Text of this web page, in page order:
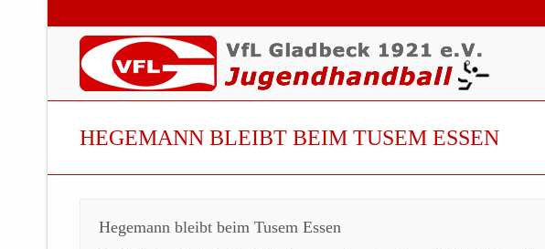
HEGEMANN BLEIBT BEIM TUSEM ESSEN
Hegemann bleibt beim Tusem Essen